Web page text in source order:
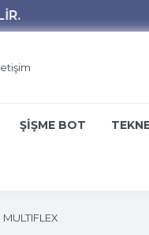
ŞİŞME BOT
MULTIFLEX